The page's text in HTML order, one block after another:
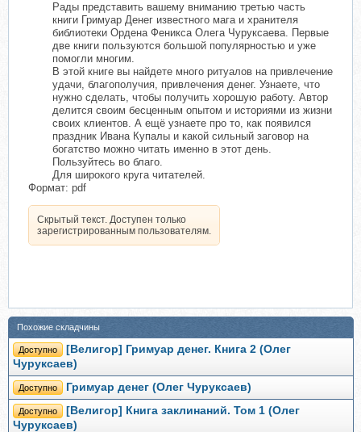
Рады представить вашему вниманию третью часть
книги Гримуар Денег известного мага и хранителя
библиотеки Ордена Феникса Олега Чуруксаева. Первые
две книги пользуются большой популярностью и уже
помогли многим.
В этой книге вы найдете много ритуалов на привлечение
удачи, благополучия, привлечения денег. Узнаете, что
нужно сделать, чтобы получить хорошую работу. Автор
делится своим бесценным опытом и историями из жизни
своих клиентов. А ещё узнаете про то, как появился
праздник Ивана Купалы и какой сильный заговор на
богатство можно читать именно в этот день.
Пользуйтесь во благо.
Для широкого круга читателей.​
Формат: pdf
Скрытый текст. Доступен только
зарегистрированным пользователям.
Похожие складчины
Доступно
[Велигор] Гримуар денег. Книга 2 (Олег
Чуруксаев)
Доступно Гримуар денег (Олег Чуруксаев)
Доступно
[Велигор] Книга заклинаний. Том 1 (Олег
Чуруксаев)